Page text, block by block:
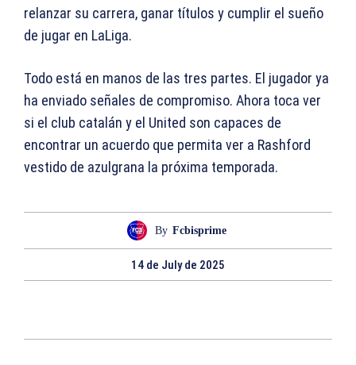
relanzar su carrera, ganar títulos y cumplir el sueño
de jugar en LaLiga.
Todo está en manos de las tres partes. El jugador ya
ha enviado señales de compromiso. Ahora toca ver
si el club catalán y el United son capaces de
encontrar un acuerdo que permita ver a Rashford
vestido de azulgrana la próxima temporada.
By Fcbisprime
14 de July de 2025